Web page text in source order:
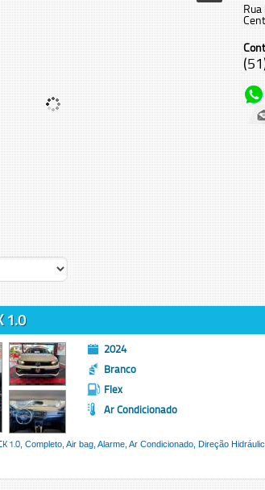
Rua
1.0
2024
Branco
Flex
Ar Condicionado
1.0 , Completo, Air bag, Alarme, Ar Condicionado, Direção